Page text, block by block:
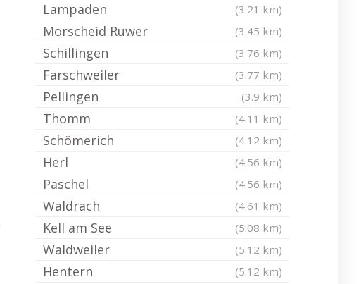
Lampaden (3.21 km)
Morscheid Ruwer (3.45 km)
Schillingen (3.76 km)
Farschweiler (3.77 km)
Pellingen (3.9 km)
Thomm (4.11 km)
Schömerich (4.12 km)
Herl (4.56 km)
Paschel (4.56 km)
Waldrach (4.61 km)
Kell am See (5.08 km)
Waldweiler (5.12 km)
Hentern (5.12 km)